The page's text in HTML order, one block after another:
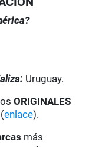
Uruguay.
ORIGINALES
(enlace).
más